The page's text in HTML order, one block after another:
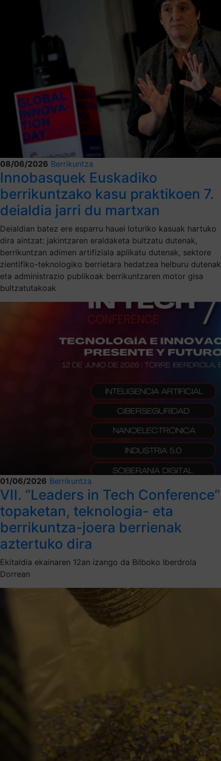
08/06/2026 Berrikuntza
Innobasquek Euskadiko
berrikuntzako kasu praktikoen 7.
deialdia jarri du martxan
Deialdian batez ere esparru hauei loturiko kasuak hartuko
dira aintzat: jakintzaren eraldaketa bultzatu dutenak,
berrikuntzan adimen artifiziala aplikatu dutenak, sektore
zientifiko-teknologiko berrietara hedatzea helburu dutenak
eta administrazio publikoak berrikuntzaren motor gisa
bultzatutakoak
01/06/2026 Berrikuntza
VII. “Leaders in Tech Conference”
topaketan, teknologia- eta
berrikuntza-joera berrienak
aztertuko dira
Ekitaldia ekainaren 12an izango da Bilboko Iberdrola
Dorrean